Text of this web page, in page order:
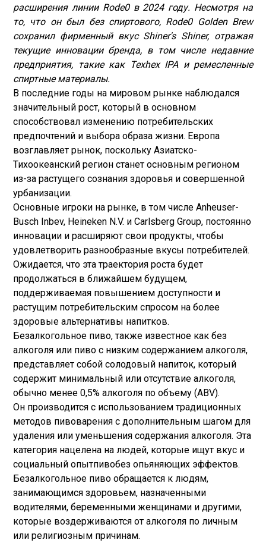
расширения линии Rode0 в 2024 году. Несмотря на
то, что он был без спиртового, Rode0 Golden Brew
сохранил фирменный вкус Shiner's Shiner, отражая
текущие инновации бренда, в том числе недавние
предприятия, такие как Texhex IPA и ремесленные
спиртные материалы.
В последние годы на мировом рынке наблюдался
значительный рост, который в основном
способствовал изменению потребительских
предпочтений и выбора образа жизни. Европа
возглавляет рынок, поскольку Азиатско-
Тихоокеанский регион станет основным регионом
из-за растущего сознания здоровья и совершенной
урбанизации.
Основные игроки на рынке, в том числе Anheuser-
Busch Inbev, Heineken N.V. и Carlsberg Group, постоянно
инновации и расширяют свои продукты, чтобы
удовлетворить разнообразные вкусы потребителей.
Ожидается, что эта траектория роста будет
продолжаться в ближайшем будущем,
поддерживаемая повышением доступности и
растущим потребительским спросом на более
здоровые альтернативы напитков.
Безалкогольное пиво, также известное как без
алкоголя или пиво с низким содержанием алкоголя,
представляет собой солодовый напиток, который
содержит минимальный или отсутствие алкоголя,
обычно менее 0,5% алкоголя по объему (ABV).
Он производится с использованием традиционных
методов пивоварения с дополнительным шагом для
удаления или уменьшения содержания алкоголя. Эта
категория нацелена на людей, которые ищут вкус и
социальный опытпивобез опьяняющих эффектов.
Безалкогольное пиво обращается к людям,
занимающимся здоровьем, назначенными
водителями, беременными женщинами и другими,
которые воздерживаются от алкоголя по личным
или религиозным причинам.